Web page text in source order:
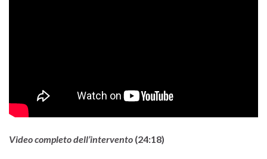
Video completo dell’intervento (24:18)